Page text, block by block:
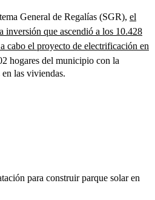
General de Regalías (SGR), el
inversión que ascendió a los 10.428
cabo el proyecto de electrificación en
hogares del municipio con la
las viviendas.
para construir parque solar en